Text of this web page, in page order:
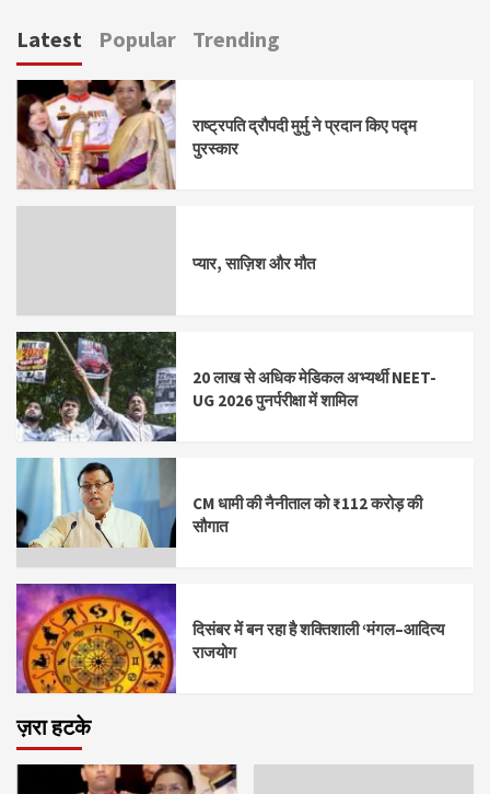
Latest Popular Trending
राष्ट्रपति द्रौपदी मुर्मु ने प्रदान किए पद्म
पुरस्कार
प्यार, साज़िश और मौत
20 लाख से अधिक मेडिकल अभ्यर्थी NEET-
UG 2026 पुनर्परीक्षा में शामिल
CM धामी की नैनीताल को ₹112 करोड़ की
सौगात
दिसंबर में बन रहा है शक्तिशाली ‘मंगल–आदित्य
राजयोग
ज़रा हटके